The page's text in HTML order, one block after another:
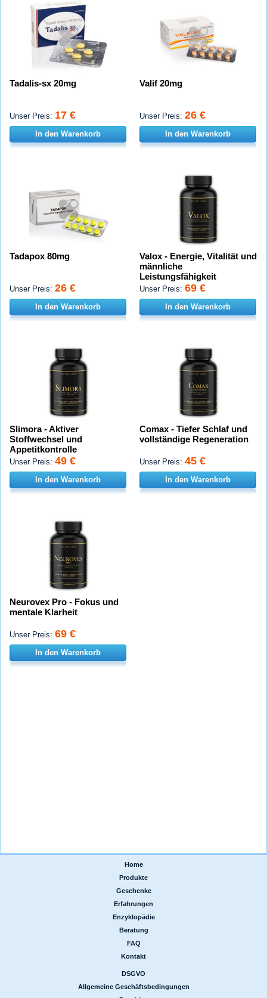
Tadalis-sx 20mg
Unser Preis: 17 €
In den Warenkorb
Valif 20mg
Unser Preis: 26 €
In den Warenkorb
Tadapox 80mg
Unser Preis: 26 €
In den Warenkorb
Valox - Energie, Vitalität und
männliche
Leistungsfähigkeit
Unser Preis: 69 €
In den Warenkorb
Slimora - Aktiver
Stoffwechsel und
Appetitkontrolle
Unser Preis: 49 €
In den Warenkorb
Comax - Tiefer Schlaf und
vollständige Regeneration
Unser Preis: 45 €
In den Warenkorb
Neurovex Pro - Fokus und
mentale Klarheit
Unser Preis: 69 €
In den Warenkorb
Home
Produkte
Geschenke
Erfahrungen
Enzyklopädie
Beratung
FAQ
Kontakt
DSGVO
Allgemeine Geschäftsbedingungen